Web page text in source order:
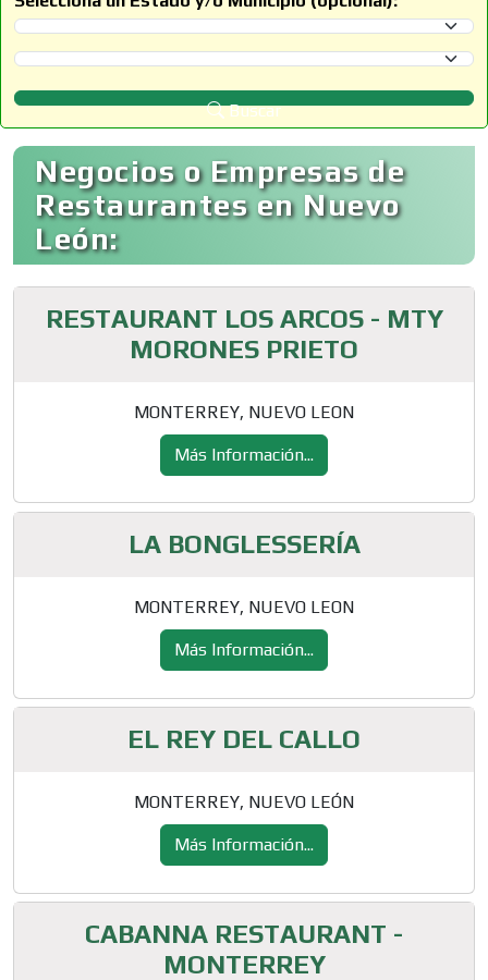
Selecciona un Estado
Selecciona un Municipio
Buscar
Negocios o Empresas de
Restaurantes en Nuevo
León:
RESTAURANT LOS ARCOS - MTY
MORONES PRIETO
MONTERREY, NUEVO LEON
Más Información...
LA BONGLESSERÍA
MONTERREY, NUEVO LEON
Más Información...
EL REY DEL CALLO
MONTERREY, NUEVO LEÓN
Más Información...
CABANNA RESTAURANT -
MONTERREY